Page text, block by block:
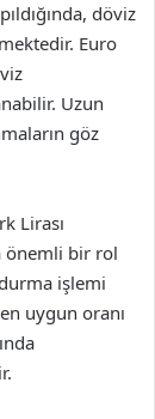
döviz
Euro
Uzun
göz
Lirası
önemli bir rol
işlemi
uygun oranı